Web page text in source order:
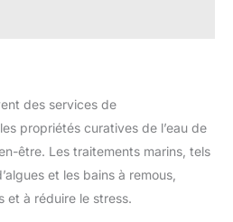
des services de
propriétés curatives de l’eau de
être. Les traitements marins, tels
et les bains à remous,
et à réduire le stress.